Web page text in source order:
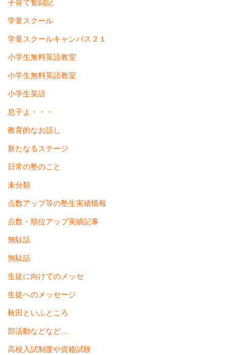
学童スクール
学童スクールキャンパス２１
小学生無料英語教室
小学生無料英語教室
小学生英語
息子よ・・・
教育的なお話し
新たなるステージ
日常の塾のこと
未分類
点数アップ等の塾生実績情報
点数・順位アップ実績記事
無駄話
無駄話
生徒に向けてのメッセ
生徒へのメッセージ
秋田といふところ
部活動などなど…
高校入試制度や資格試験